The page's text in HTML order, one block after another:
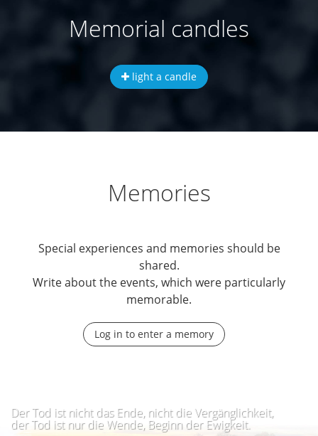
Memorial candles
light a candle
Memories
Special experiences and memories should be
shared.
Write about the events, which were particularly
memorable.
Log in to enter a memory
Der Tod ist nicht das Ende, nicht die Vergänglichkeit,
der Tod ist nur die Wende, Beginn der Ewigkeit.